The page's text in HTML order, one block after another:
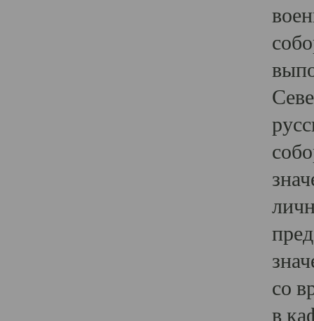
со
в